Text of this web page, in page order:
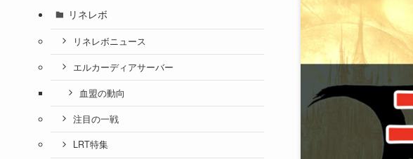
リネレボ
リネレボニュース
エルカーディアサーバー
血盟の動向
注目の一戦
LRT特集